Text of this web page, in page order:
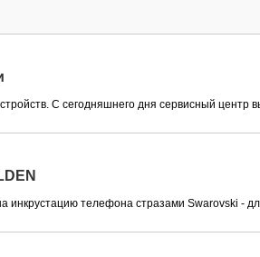
С сегодняшнего дня сервисный центр
телефона стразами Swarovski -